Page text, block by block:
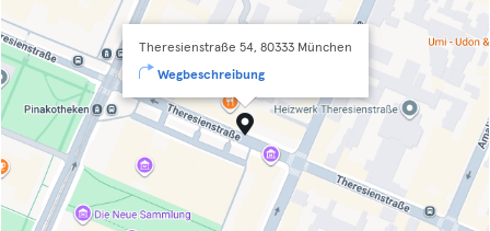
Theresienstraße 54, 80333 München
Wegbeschreibung